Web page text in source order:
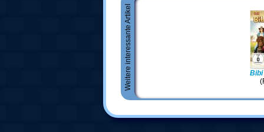
Weitere interessante Artikel
Bibi